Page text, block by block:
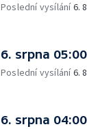
Poslední vysílání6.
6. srpna 05:00
Poslední vysílání6.
6. srpna 04:00